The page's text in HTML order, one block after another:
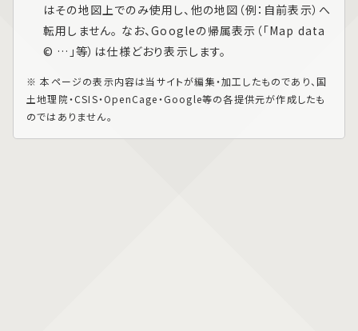
はその地図上でのみ使用し、他の地図（例：自前表示）へ
転用しません。 なお、Googleの帰属表示（「Map data
© …」等）は仕様どおり表示します。
※ 本ページの表示内容は当サイトが編集・加工したものであり、国
土地理院・CSIS・OpenCage・Google等の各提供元が作成したも
のではありません。